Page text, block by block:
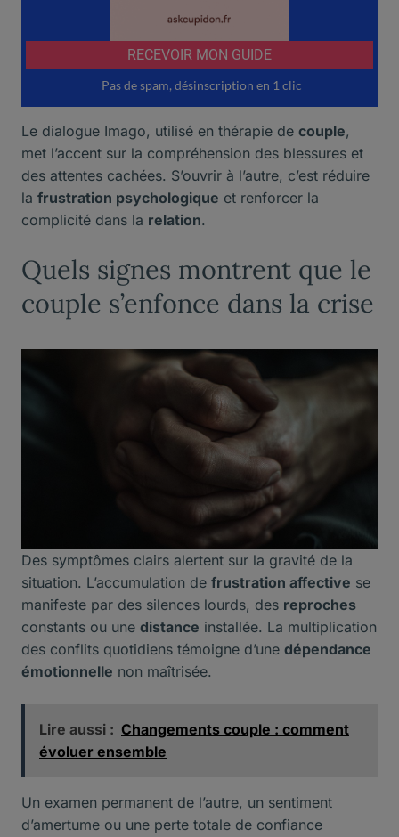
Le dialogue Imago, utilisé en thérapie de couple,
met l’accent sur la compréhension des blessures et
des attentes cachées. S’ouvrir à l’autre, c’est réduire
la frustration psychologique et renforcer la
complicité dans la relation.
Quels signes montrent que le
couple s’enfonce dans la crise
Des symptômes clairs alertent sur la gravité de la
situation. L’accumulation de frustration affective se
manifeste par des silences lourds, des reproches
constants ou une distance installée. La multiplication
des conflits quotidiens témoigne d’une dépendance
émotionnelle non maîtrisée.
Lire aussi : Changements couple : comment
évoluer ensemble
Un examen permanent de l’autre, un sentiment
d’amertume ou une perte totale de confiance